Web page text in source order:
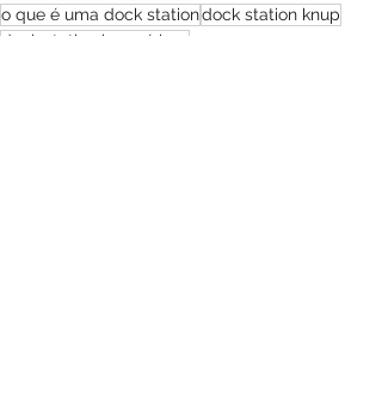
o que é uma dock stationdock station knup
dock station knup é boa